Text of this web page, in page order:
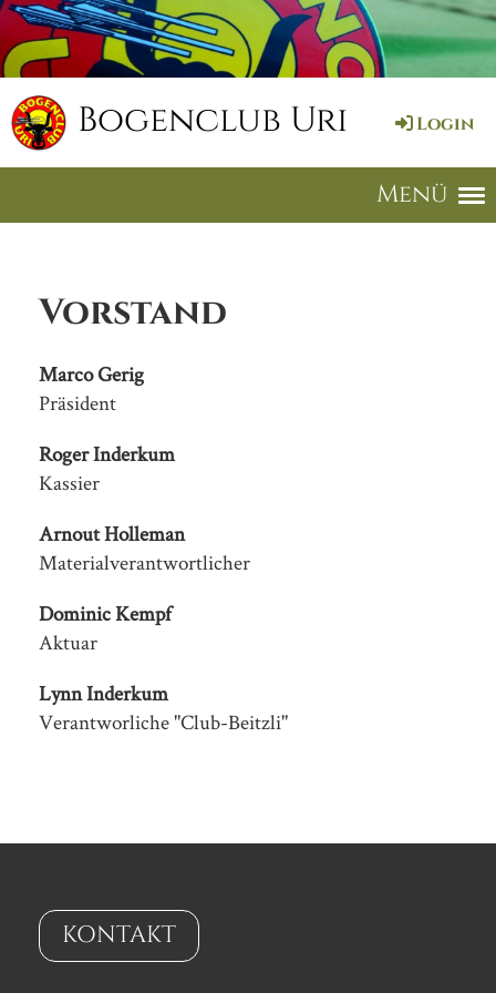
Bogenclub Uri Login
Menü
Vorstand
Marco Gerig
Präsident
Roger Inderkum
Kassier
Arnout Holleman
Materialverantwortlicher
Dominic Kempf
Aktuar
Lynn Inderkum
Verantworliche "Club-Beitzli"
KONTAKT